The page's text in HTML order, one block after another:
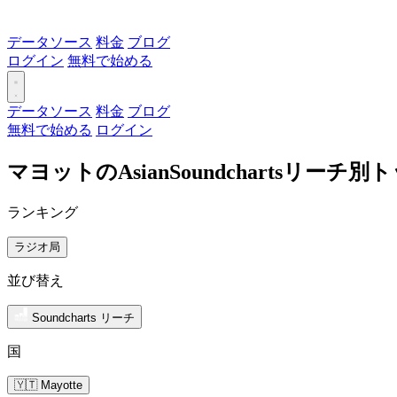
データソース 料金 ブログ
ログイン 無料で始める
データソース 料金 ブログ
無料で始める ログイン
マヨットのAsianSoundchartsリーチ別
ランキング
ラジオ局
並び替え
Soundcharts リーチ
国
🇾🇹 Mayotte